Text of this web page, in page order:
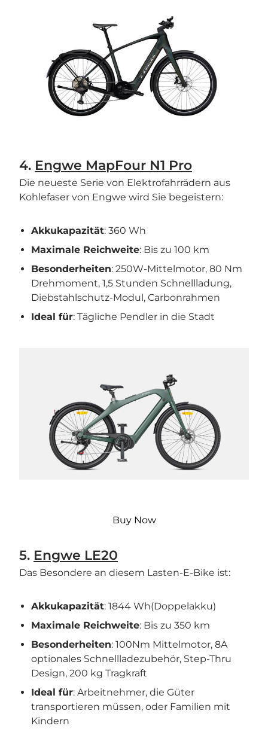
4. Engwe MapFour N1 Pro
Die neueste Serie von Elektrofahrrädern aus
Kohlefaser von Engwe wird Sie begeistern:
Akkukapazität: 360 Wh
Maximale Reichweite: Bis zu 100 km
Besonderheiten: 250W-Mittelmotor, 80 Nm
Drehmoment, 1,5 Stunden Schnellladung,
Diebstahlschutz-Modul, Carbonrahmen
Ideal für: Tägliche Pendler in die Stadt
Buy Now
5. Engwe LE20
Das Besondere an diesem Lasten-E-Bike ist:
Akkukapazität: 1844 Wh(Doppelakku)
Maximale Reichweite: Bis zu 350 km
Besonderheiten: 100Nm Mittelmotor, 8A
optionales Schnellladezubehör, Step-Thru
Design, 200 kg Tragkraft
Ideal für: Arbeitnehmer, die Güter
transportieren müssen, oder Familien mit
Kindern